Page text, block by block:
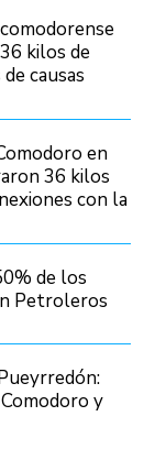
kilos de
causas
en
36 kilos
con la
de los
Petroleros
y